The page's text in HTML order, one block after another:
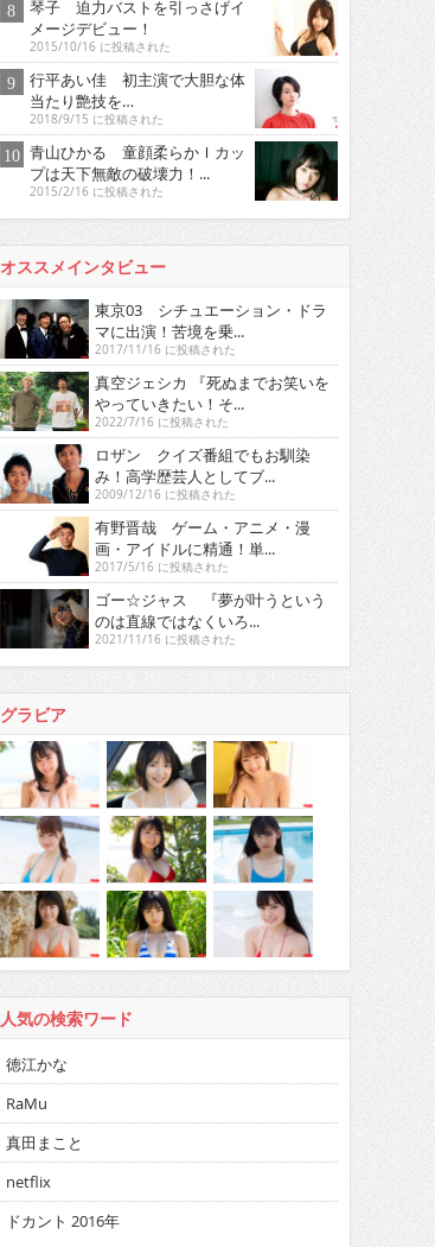
琴子 迫力バストを引っさげイ
メージデビュー！
2015/10/16 に投稿された
行平あい佳 初主演で大胆な体
当たり艶技を…
2018/9/15 に投稿された
青山ひかる 童顔柔らかＩカッ
プは天下無敵の破壊力！...
2015/2/16 に投稿された
オススメインタビュー
東京03 シチュエーション・ドラ
マに出演！苦境を乗...
2017/11/16 に投稿された
真空ジェシカ 『死ぬまでお笑いを
やっていきたい！そ...
2022/7/16 に投稿された
ロザン クイズ番組でもお馴染
み！高学歴芸人としてブ...
2009/12/16 に投稿された
有野晋哉 ゲーム・アニメ・漫
画・アイドルに精通！単...
2017/5/16 に投稿された
ゴー☆ジャス 『夢が叶うという
のは直線ではなくいろ...
2021/11/16 に投稿された
グラビア
人気の検索ワード
徳江かな
RaMu
真田まこと
netflix
ドカント 2016年